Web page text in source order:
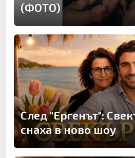
(ФОТО)
След "Ергенът":
снаха в ново шоу